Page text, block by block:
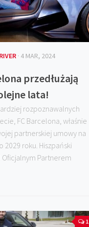
· 4 MAR, 2024
przedłużają
lata!
rozpoznawalnych
FC Barcelona, właśnie
partnerskiej umowy na
2029 roku. Hiszpański
Partnerem
1